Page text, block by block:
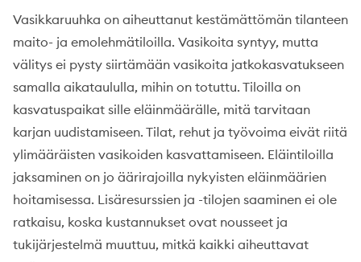
Vasikkaruuhka on aiheuttanut kestämättömän tilanteen
maito- ja emolehmätiloilla. Vasikoita syntyy, mutta
välitys ei pysty siirtämään vasikoita jatkokasvatukseen
samalla aikataululla, mihin on totuttu. Tiloilla on
kasvatuspaikat sille eläinmäärälle, mitä tarvitaan
karjan uudistamiseen. Tilat, rehut ja työvoima eivät riitä
ylimääräisten vasikoiden kasvattamiseen. Eläintiloilla
jaksaminen on jo äärirajoilla nykyisten eläinmäärien
hoitamisessa. Lisäresurssien ja -tilojen saaminen ei ole
ratkaisu, koska kustannukset ovat nousseet ja
tukijärjestelmä muuttuu, mitkä kaikki aiheuttavat